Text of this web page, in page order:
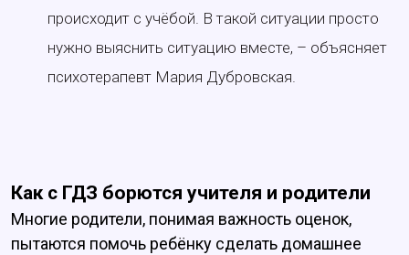
происходит с учёбой. В такой ситуации просто
нужно выяснить ситуацию вместе, – объясняет
психотерапевт Мария Дубровская.
Как с ГДЗ борются учителя и родители
Многие родители, понимая важность оценок,
пытаются помочь ребёнку сделать домашнее